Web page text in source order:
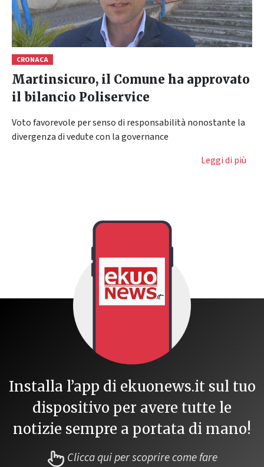
CRONACA
Martinsicuro, il Comune ha approvato
il bilancio Poliservice
Voto favorevole per senso di responsabilità nonostante la
divergenza di vedute con la governance
Leggi di più
Installa l’app di ekuonews.it sul tuo
dispositivo per avere tutte le
notizie sempre a portata di mano!
Clicca qui per scoprire come fare